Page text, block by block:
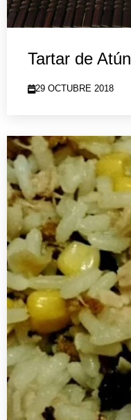
Tartar de Atún
29 OCTUBRE 2018